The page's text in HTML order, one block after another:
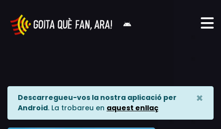
Descarregueu-vos la nostra aplicació per
Android. La trobareu en aquest enllaç
×